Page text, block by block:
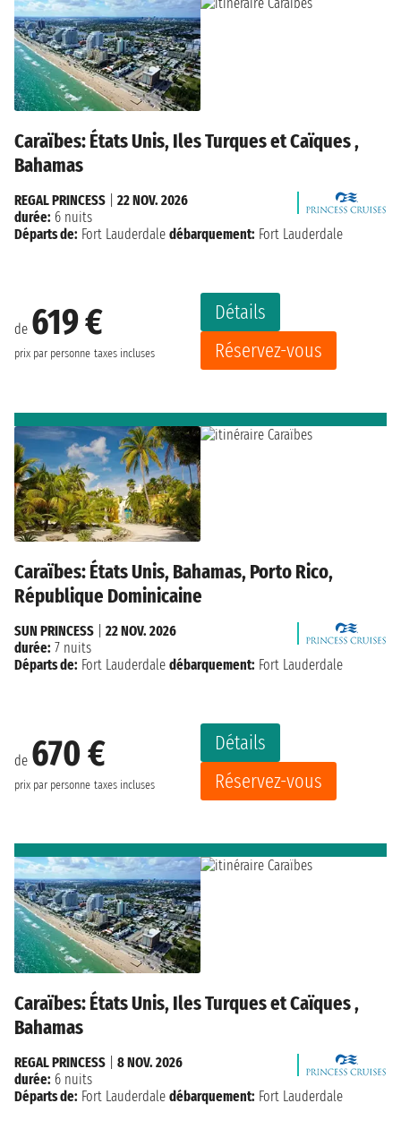
Caraïbes: États Unis, Iles Turques et Caïques ,
Bahamas
de 619 €
prix par personne taxes incluses
Détails
Réservez-vous
REGAL PRINCESS
22 NOV. 2026
durée: 6 nuits
Départs de: Fort Lauderdale débarquement: Fort Lauderdale
Caraïbes: États Unis, Bahamas, Porto Rico,
République Dominicaine
de 670 €
prix par personne taxes incluses
Détails
Réservez-vous
SUN PRINCESS
22 NOV. 2026
durée: 7 nuits
Départs de: Fort Lauderdale débarquement: Fort Lauderdale
Caraïbes: États Unis, Iles Turques et Caïques ,
Bahamas
REGAL PRINCESS
8 NOV. 2026
durée: 6 nuits
Départs de: Fort Lauderdale débarquement: Fort Lauderdale